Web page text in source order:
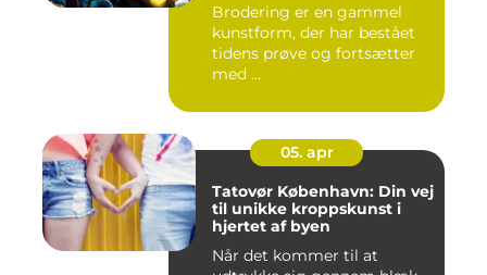
Brodering er en gammel
kunstform, der har bestået
tidens prøve og fortsætter
med ...
05. apr
Tatovør København: Din vej
til unikke kroppskunst i
hjertet af byen
Når det kommer til at